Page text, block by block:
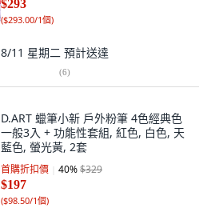
$293
($293.00/1個)
8/11 星期二 預計送達
(6)
D.ART 蠟筆小新 戶外粉筆 4色經典色
一般3入 + 功能性套組, 紅色, 白色, 天
藍色, 螢光黃, 2套
首購折扣價 40%$329
$197
($98.50/1個)